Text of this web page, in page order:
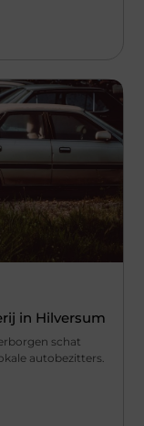
in Hilversum
schat
autobezitters.